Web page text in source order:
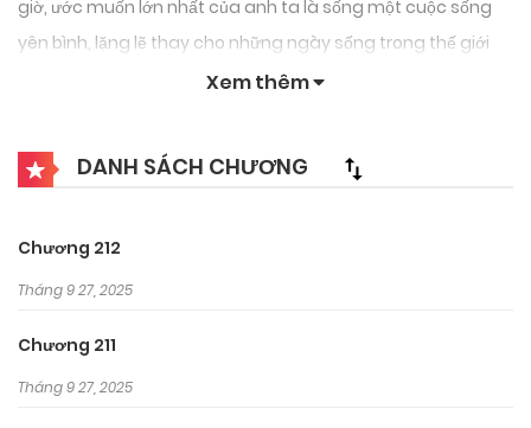
giờ, ước muốn lớn nhất của anh ta là sống một cuộc sống
yên bình, lặng lẽ thay cho những ngày sống trong thế giới
Murim đầy xung đột và đẫm máu. Hãy trở thành một người
đứa con gái từ trên trời rơi xuống
Xem thêm
DANH SÁCH CHƯƠNG
Chương 212
Tháng 9 27, 2025
Chương 211
Tháng 9 27, 2025